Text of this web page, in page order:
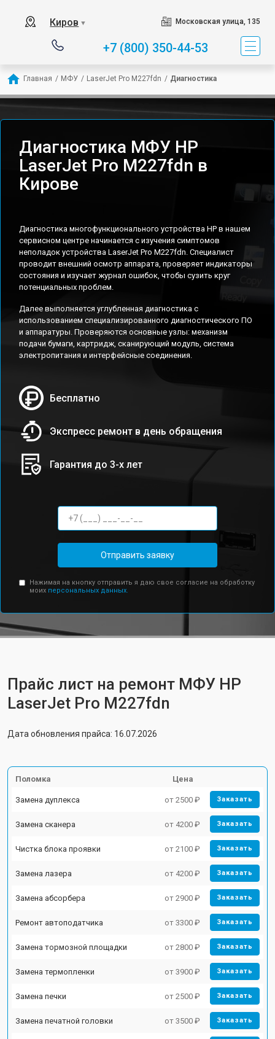
Киров ▼ Московская улица, 135
+7 (800) 350-44-53
Главная / МФУ / LaserJet Pro M227fdn / Диагностика
Диагностика МФУ HP
LaserJet Pro M227fdn в
Кирове
Диагностика многофункционального устройства HP в нашем
сервисном центре начинается с изучения симптомов
неполадок устройства LaserJet Pro M227fdn. Специалист
проводит внешний осмотр аппарата, проверяет индикаторы
состояния и изучает журнал ошибок, чтобы сузить круг
потенциальных проблем.
Далее выполняется углубленная диагностика с
использованием специализированного диагностического ПО
и аппаратуры. Проверяются основные узлы: механизм
подачи бумаги, картридж, сканирующий модуль, система
электропитания и интерфейсные соединения.
Бесплатно
Экспресс ремонт в день обращения
Гарантия до 3-х лет
Отправить заявку
Нажимая на кнопку отправить я даю свое согласие на обработку
моих персональных данных.
Прайс лист на ремонт МФУ HP
LaserJet Pro M227fdn
Дата обновления прайса: 16.07.2026
Поломка Цена
Замена дуплекса от 2500 ₽ Заказать
Замена сканера от 4200 ₽ Заказать
Чистка блока проявки от 2100 ₽ Заказать
Замена лазера от 4200 ₽ Заказать
Замена абсорбера от 2900 ₽ Заказать
Ремонт автоподатчика от 3300 ₽ Заказать
Замена тормозной площадки от 2800 ₽ Заказать
Замена термопленки от 3900 ₽ Заказать
Замена печки от 2500 ₽ Заказать
Замена печатной головки от 3500 ₽ Заказать